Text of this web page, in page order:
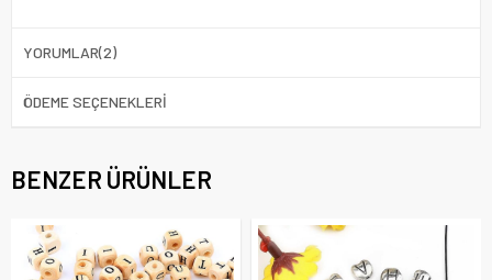
YORUMLAR(2)
ÖDEME SEÇENEKLERI
BENZER ÜRÜNLER